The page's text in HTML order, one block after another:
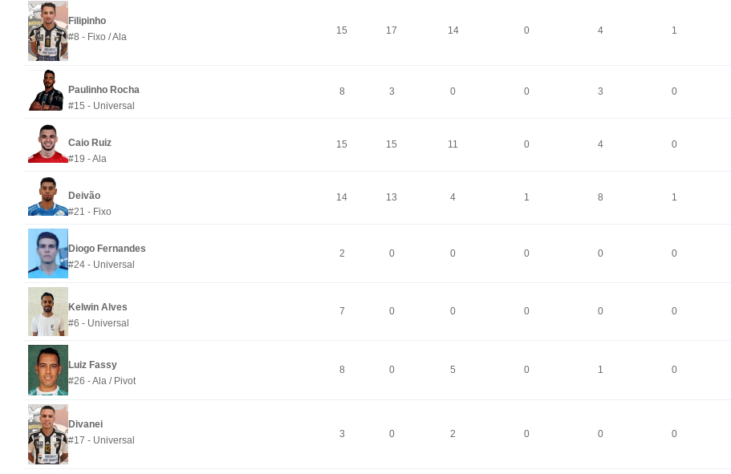
Filipinho
#8 - Fixo / Ala
15 17 14 0 4 1
Paulinho Rocha
#15 - Universal
8 3 0 0 3 0
Caio Ruiz
#19 - Ala
15 15 11 0 4 0
Deivão
#21 - Fixo
14 13 4 1 8 1
Diogo Fernandes
#24 - Universal
2 0 0 0 0 0
Kelwin Alves
#6 - Universal
7 0 0 0 0 0
Luiz Fassy
#26 - Ala / Pivot
8 0 5 0 1 0
Divanei
#17 - Universal
3 0 2 0 0 0